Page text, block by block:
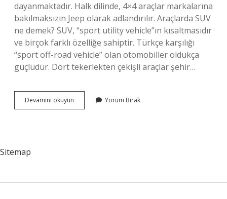
dayanmaktadır. Halk dilinde, 4×4 araçlar markalarına
bakılmaksızın Jeep olarak adlandırılır. Araçlarda SUV
ne demek? SUV, “sport utility vehicle”ın kısaltmasıdır
ve birçok farklı özelliğe sahiptir. Türkçe karşılığı
“sport off-road vehicle” olan otomobiller oldukça
güçlüdür. Dört tekerlekten çekişli araçlar şehir…
Devamını okuyun
Ile
Yorum Bırak
Sitemap